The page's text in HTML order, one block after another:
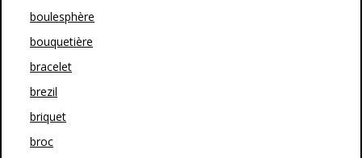
boulesphère
bouquetière
bracelet
brezil
briquet
broc